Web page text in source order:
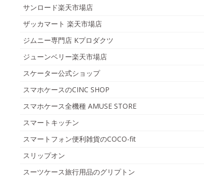
サンロード楽天市場店
ザッカマート 楽天市場店
ジムニー専門店 Kプロダクツ
ジューンベリー楽天市場店
スケーター公式ショップ
スマホケースのCINC SHOP
スマホケース全機種 AMUSE STORE
スマートキッチン
スマートフォン便利雑貨のCOCO-fit
スリップオン
スーツケース旅行用品のグリプトン